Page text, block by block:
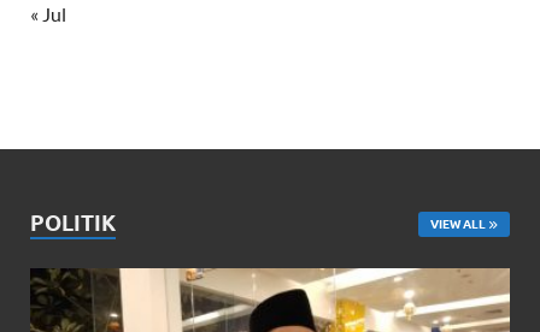
« Jul
POLITIK VIEW ALL